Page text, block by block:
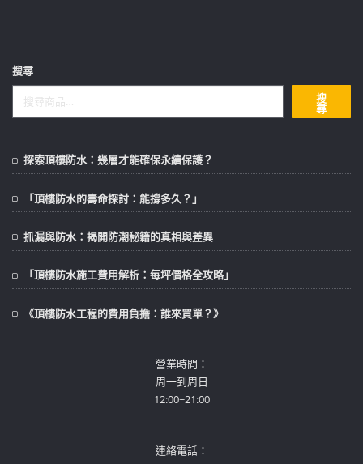
搜尋
搜
尋
探索頂樓防水：幾層才能確保永續保護？
「頂樓防水的壽命探討：能撐多久？」
抓漏與防水：揭開防潮秘籍的真相與差異
「頂樓防水施工費用解析：每坪價格全攻略」
《頂樓防水工程的費用負擔：誰來買單？》
營業時間：
周一到周日
12:00~21:00
連絡電話：